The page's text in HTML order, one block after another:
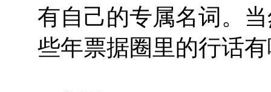
有自己的专属名词。
些年票据圈里的行话